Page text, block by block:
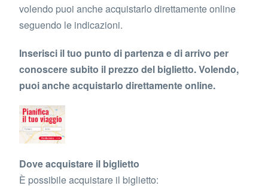
volendo puoi anche acquistarlo direttamente online
seguendo le indicazioni.
Inserisci il tuo punto di partenza e di arrivo per
conoscere subito il prezzo del biglietto. Volendo,
puoi anche acquistarlo direttamente online.
Dove acquistare il biglietto
È possibile acquistare il biglietto: